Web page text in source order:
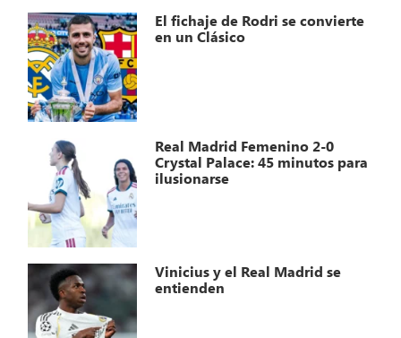
El fichaje de Rodri se convierte
en un Clásico
Real Madrid Femenino 2-0
Crystal Palace: 45 minutos para
ilusionarse
Vinicius y el Real Madrid se
entienden